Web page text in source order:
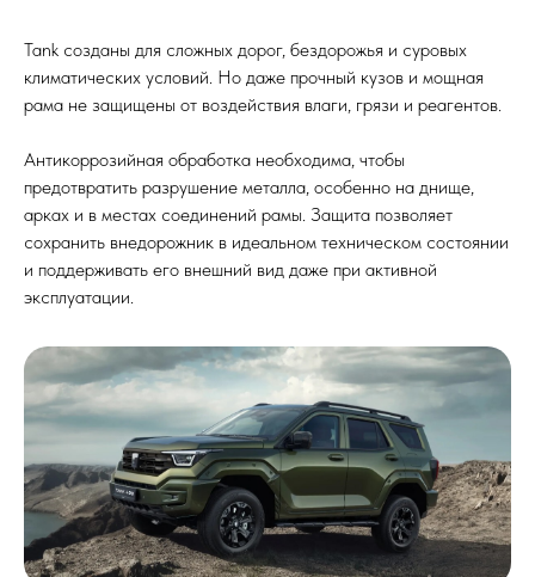
Tank созданы для сложных дорог, бездорожья и суровых
климатических условий. Но даже прочный кузов и мощная
рама не защищены от воздействия влаги, грязи и реагентов.
Антикоррозийная обработка необходима, чтобы
предотвратить разрушение металла, особенно на днище,
арках и в местах соединений рамы. Защита позволяет
сохранить внедорожник в идеальном техническом состоянии
и поддерживать его внешний вид даже при активной
эксплуатации.